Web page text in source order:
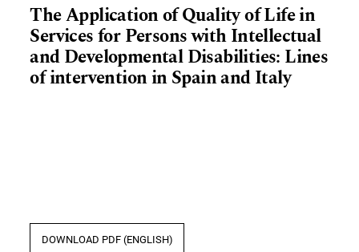
The Application of Quality of Life in
Services for Persons with Intellectual
and Developmental Disabilities: Lines
of intervention in Spain and Italy
DOWNLOAD PDF (ENGLISH)